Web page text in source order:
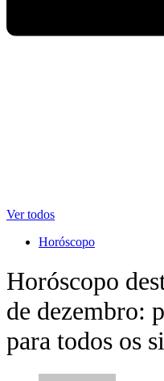
Ver todos
Horóscopo
Horóscopo
de dezembro:
para todos os